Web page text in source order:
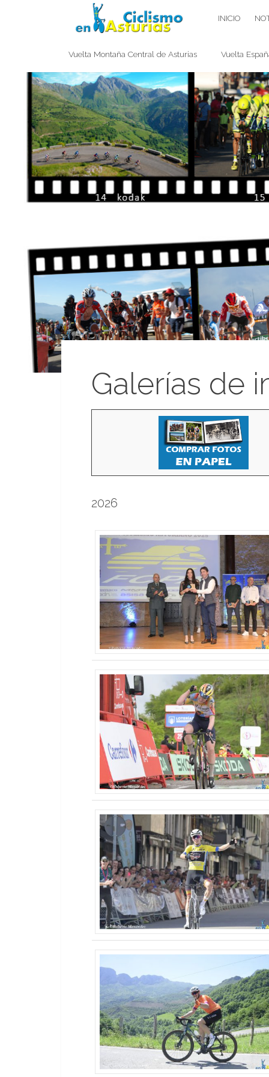
CICLISMO EN ASTURIAS INICIO
Vuelta Montaña Central de Asturias Vuelta
Galerías de
2026